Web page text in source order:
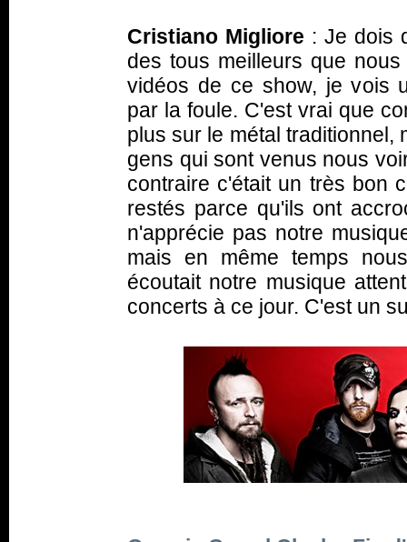
Cristiano Migliore : Je dois
des tous meilleurs que
vidéos de ce show, je vois
par la foule. C'est vrai que
plus sur le métal traditionnel,
gens qui sont venus nous
contraire c'était un très bon
restés parce qu'ils ont
n'apprécie pas notre
mais en même temps
écoutait notre musique
concerts à ce jour. C'est un